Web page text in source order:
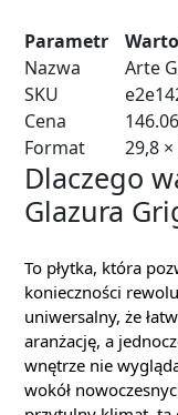
Parametr
Nazwa
Arte
SKU
Cena
Format
29,8
Dlaczego
Glazura
To płytka, która
konieczności
uniwersalny, że
aranżację, a
wnętrze nie
wokół